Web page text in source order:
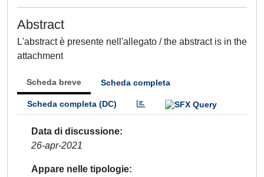
Abstract
L'abstract è presente nell'allegato / the abstract is in the
attachment
Scheda breve Scheda completa
Scheda completa (DC)
Data di discussione
26-apr-2021
Appare nelle tipologie